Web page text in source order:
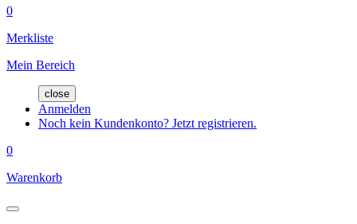
0
Merkliste
Mein Bereich
close
Anmelden
Noch kein Kundenkonto? Jetzt registrieren.
0
Warenkorb